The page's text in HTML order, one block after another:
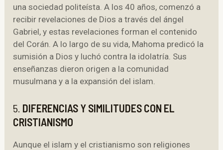
una sociedad politeísta. A los 40 años, comenzó a
recibir revelaciones de Dios a través del ángel
Gabriel, y estas revelaciones forman el contenido
del Corán. A lo largo de su vida, Mahoma predicó la
sumisión a Dios y luchó contra la idolatría. Sus
enseñanzas dieron origen a la comunidad
musulmana y a la expansión del islam.
5. DIFERENCIAS Y SIMILITUDES CON EL
CRISTIANISMO
Aunque el islam y el cristianismo son religiones